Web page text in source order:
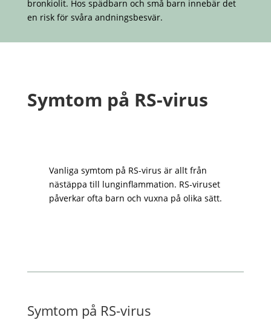
bronkiolit. Hos spädbarn och små barn innebär det
en risk för svåra andningsbesvär.
Symtom på RS-virus
Vanliga symtom på RS-virus är allt från
nästäppa till lunginflammation. RS-viruset
påverkar ofta barn och vuxna på olika sätt.
Symtom på RS-virus